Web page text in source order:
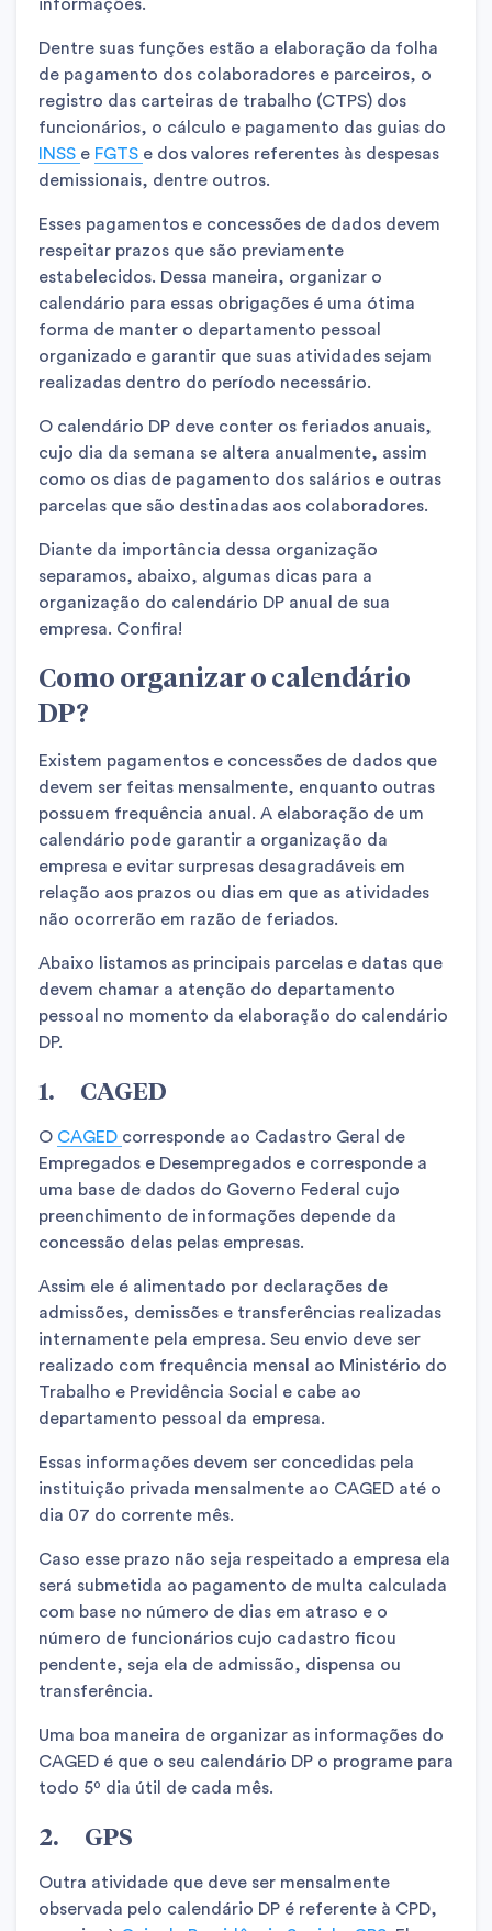
informações.
Dentre suas funções estão a elaboração da folha
de pagamento dos colaboradores e parceiros, o
registro das carteiras de trabalho (CTPS) dos
funcionários, o cálculo e pagamento das guias do
INSS e FGTS e dos valores referentes às despesas
demissionais, dentre outros.
Esses pagamentos e concessões de dados devem
respeitar prazos que são previamente
estabelecidos. Dessa maneira, organizar o
calendário para essas obrigações é uma ótima
forma de manter o departamento pessoal
organizado e garantir que suas atividades sejam
realizadas dentro do período necessário.
O calendário DP deve conter os feriados anuais,
cujo dia da semana se altera anualmente, assim
como os dias de pagamento dos salários e outras
parcelas que são destinadas aos colaboradores.
Diante da importância dessa organização
separamos, abaixo, algumas dicas para a
organização do calendário DP anual de sua
empresa. Confira!
Como organizar o calendário
DP?
Existem pagamentos e concessões de dados que
devem ser feitas mensalmente, enquanto outras
possuem frequência anual. A elaboração de um
calendário pode garantir a organização da
empresa e evitar surpresas desagradáveis em
relação aos prazos ou dias em que as atividades
não ocorrerão em razão de feriados.
Abaixo listamos as principais parcelas e datas que
devem chamar a atenção do departamento
pessoal no momento da elaboração do calendário
DP.
1. CAGED
O CAGED corresponde ao Cadastro Geral de
Empregados e Desempregados e corresponde a
uma base de dados do Governo Federal cujo
preenchimento de informações depende da
concessão delas pelas empresas.
Assim ele é alimentado por declarações de
admissões, demissões e transferências realizadas
internamente pela empresa. Seu envio deve ser
realizado com frequência mensal ao Ministério do
Trabalho e Previdência Social e cabe ao
departamento pessoal da empresa.
Essas informações devem ser concedidas pela
instituição privada mensalmente ao CAGED até o
dia 07 do corrente mês.
Caso esse prazo não seja respeitado a empresa ela
será submetida ao pagamento de multa calculada
com base no número de dias em atraso e o
número de funcionários cujo cadastro ficou
pendente, seja ela de admissão, dispensa ou
transferência.
Uma boa maneira de organizar as informações do
CAGED é que o seu calendário DP o programe para
todo 5º dia útil de cada mês.
2. GPS
Outra atividade que deve ser mensalmente
observada pelo calendário DP é referente à CPD,